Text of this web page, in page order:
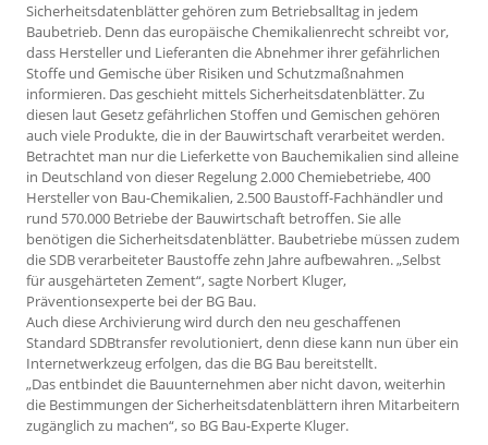
Sicherheitsdatenblätter gehören zum Betriebsalltag in jedem
Baubetrieb. Denn das europäische Chemikalienrecht schreibt vor,
dass Hersteller und Lieferanten die Abnehmer ihrer gefährlichen
Stoffe und Gemische über Risiken und Schutzmaßnahmen
informieren. Das geschieht mittels Sicherheitsdatenblätter. Zu
diesen laut Gesetz gefährlichen Stoffen und Gemischen gehören
auch viele Produkte, die in der Bauwirtschaft verarbeitet werden.
Betrachtet man nur die Lieferkette von Bauchemikalien sind alleine
in Deutschland von dieser Regelung 2.000 Chemiebetriebe, 400
Hersteller von Bau-Chemikalien, 2.500 Baustoff-Fachhändler und
rund 570.000 Betriebe der Bauwirtschaft betroffen. Sie alle
benötigen die Sicherheitsdatenblätter. Baubetriebe müssen zudem
die SDB verarbeiteter Baustoffe zehn Jahre aufbewahren. „Selbst
für ausgehärteten Zement“, sagte Norbert Kluger,
Präventionsexperte bei der BG Bau.
Auch diese Archivierung wird durch den neu geschaffenen
Standard SDBtransfer revolutioniert, denn diese kann nun über ein
Internetwerkzeug erfolgen, das die BG Bau bereitstellt.
„Das entbindet die Bauunternehmen aber nicht davon, weiterhin
die Bestimmungen der Sicherheitsdatenblättern ihren Mitarbeitern
zugänglich zu machen“, so BG Bau-Experte Kluger.